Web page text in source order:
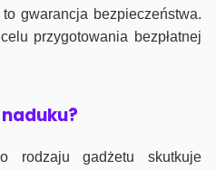
gwarancja bezpieczeństwa.
przygotowania bezpłatnej
rodzaju gadżetu skutkuje